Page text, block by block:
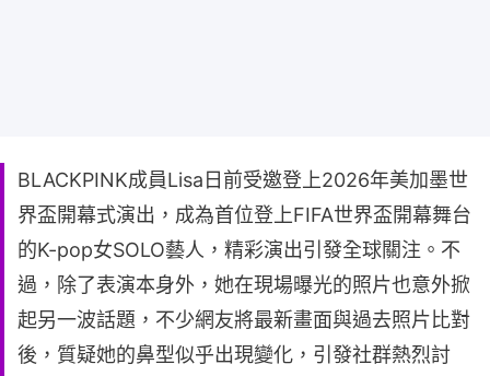
BLACKPINK成員Lisa日前受邀登上2026年美加墨世
界盃開幕式演出，成為首位登上FIFA世界盃開幕舞台
的K-pop女SOLO藝人，精彩演出引發全球關注。不
過，除了表演本身外，她在現場曝光的照片也意外掀
起另一波話題，不少網友將最新畫面與過去照片比對
後，質疑她的鼻型似乎出現變化，引發社群熱烈討